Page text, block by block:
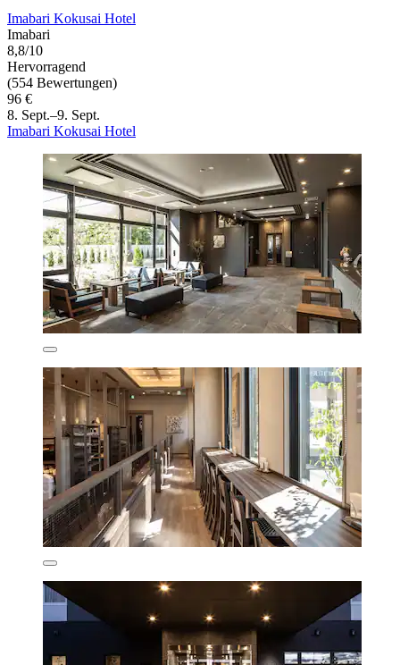
Imabari Kokusai Hotel
Imabari
8,8/10
Hervorragend
(554 Bewertungen)
96 €
8. Sept.–9. Sept.
Imabari Kokusai Hotel